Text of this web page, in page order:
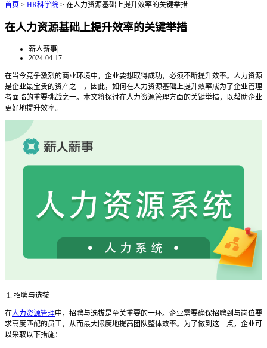
首页 > HR科学院 > 在人力资源基础上提升效率的关键举措
在人力资源基础上提升效率的关键举措
薪人薪事|
2024-04-17
在当今竞争激烈的商业环境中，企业要想取得成功，必须不断提升效率。人力资源
是企业最宝贵的资产之一，因此，如何在人力资源基础上提升效率成为了企业管理
者面临的重要挑战之一。本文将探讨在人力资源管理方面的关键举措，以帮助企业
更好地提升效率。
1. 招聘与选拔
在人力资源管理中，招聘与选拔是至关重要的一环。企业需要确保招聘到与岗位要
求高度匹配的员工，从而最大限度地提高团队整体效率。为了做到这一点，企业可
以采取以下措施：